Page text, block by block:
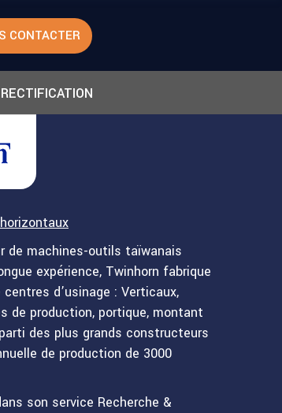
CONTACTER
RECTIFICATION
de machines-outils taïwanais
expérience, Twinhorn fabrique
d’usinage : Verticaux,
de production, portique, montant
des plus grands constructeurs
de production de 3000
son service Recherche &